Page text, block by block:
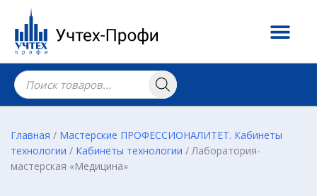
Главная / Мастерские ПРОФЕССИОНАЛИТЕТ. Кабинеты
технологии / Кабинеты технологии / Лаборатория-
мастерская «Медицина»